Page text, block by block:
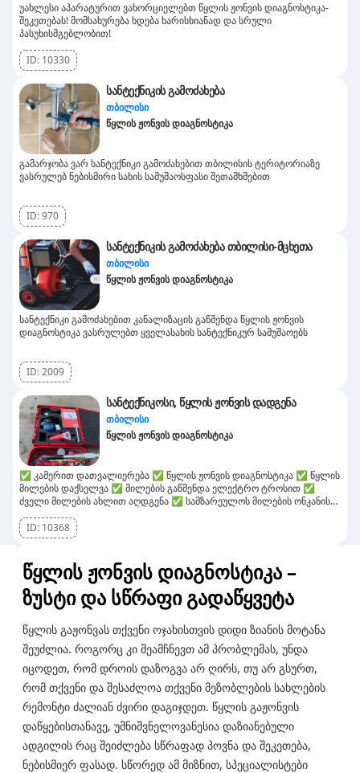
უახლესი აპარატურით ვახორციელებთ წყლის ჟონვის დიაგნოსტიკა-
შეკეთებას! მომსახურება ხდება ხარისხიანად და სრული
პასუხისმგებლობით!
ID: 10330
სანტექნიკის გამოძახება
თბილისი
წყლის ჟონვის დიაგნოსტიკა
გამარჯობა ვარ სანტექნიკი გამოძახებით თბილისის ტერიტორიაზე
ვასრულებ ნებისმირი სახის სამუშაოსფასი შეთამხმებით
ID:970
სანტექნიკის გამოძახება თბილისი-მცხეთა
თბილისი
წყლის ჟონვის დიაგნოსტიკა
სანტექნიკი გამოძახებით კანალიზაცის გაწმენდა წყლის ჟონვის
დიაგნოსტიკა ვასრულებთ ყველასახის სანტექნიკურ სამუშაოებს
ID:2009
სანტექნიკოსი, წყლის ჟონვის დადგენა
თბილისი
წყლის ჟონვის დიაგნოსტიკა
✅ კამერით დათვალიერება ✅ წყლის ჟონვის დიაგნოსტიკა ✅ წყლის
მილების დაქსელვა ✅ მილების გაწმენდა ელექტრო ტროსით ✅
ძველი მილების ახლით აღდგენა ✅ სამზარეულოს მილების ონკანის
დემონტაჟი მონტაჟი ✅აბაზანის აქსესუარების მონტაჟი ✅
ცენტრალური გათბობის მოწყობა ✅დრენაჟის მოწყობა ✅
ID: 10368
წყლის ჟონვის დიაგნოსტიკა –
ზუსტი და სწრაფი გადაწყვეტა
წყლის გაჟონვას თქვენი ოჯახისთვის დიდი ზიანის მოტანა
შეუძლია. როგორც კი შეამჩნევთ ამ პრობლემას, უნდა
იცოდეთ, რომ დროის დაზოგვა არ ღირს, თუ არ გსურთ,
რომ თქვენი და შესაძლოა თქვენი მეზობლების სახლების
რემონტი ძალიან ძვირი დაგიჯდეთ. წყლის გაჟონვის
დაწყებისთანავე, უმნიშვნელოვანესია დაზიანებული
ადგილის რაც შეიძლება სწრაფად პოვნა და შეკეთება,
ნებისმიერ ფასად. სწორედ ამ მიზნით, სპეციალისტები